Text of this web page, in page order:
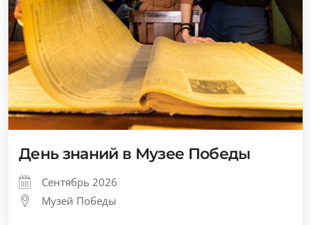
День знаний в Музее Победы
Сентябрь 2026
Музей Победы